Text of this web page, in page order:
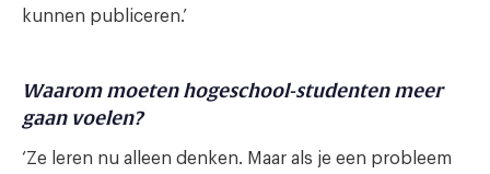
kunnen publiceren.’
Waarom moeten hogeschool-studenten meer
gaan voelen?
‘Ze leren nu alleen denken. Maar als je een probleem